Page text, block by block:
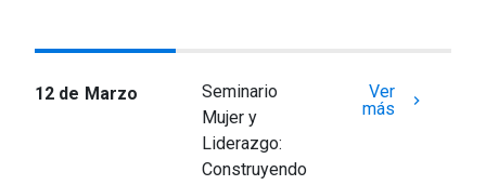
12 de Marzo
Seminario
Mujer y
Liderazgo:
Construyendo
Ver
más
keyboard_arrow_right